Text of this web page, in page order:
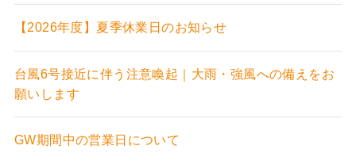
【2026年度】夏季休業日のお知らせ
台風6号接近に伴う注意喚起｜大雨・強風への備えをお
願いします
GW期間中の営業日について